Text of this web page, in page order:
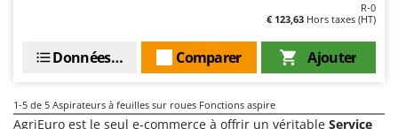
Rampes de chargement en aluminium
GYS
H
Hailo
R-0
€ 123,63 Hors taxes (HT)
Ajouter
Comparer
Données techniques
1-5 de 5 Aspirateurs à feuilles sur roues Fonctions aspire
AgriEuro est le seul e-commerce à offrir un véritable Service